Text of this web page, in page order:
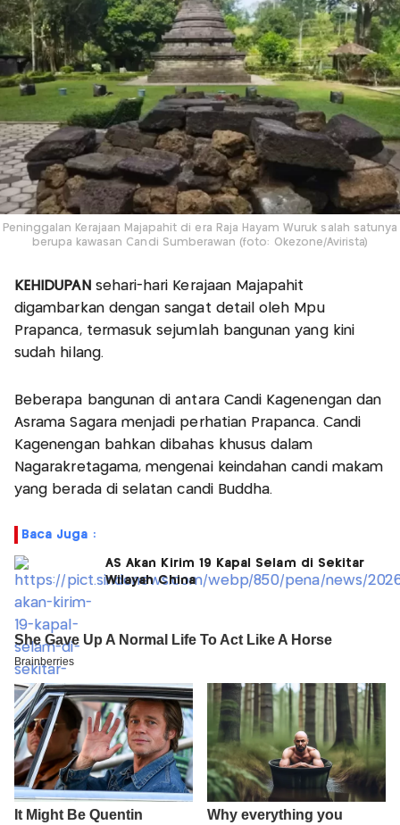
Peninggalan Kerajaan Majapahit di era Raja Hayam Wuruk salah satunya
berupa kawasan Candi Sumberawan (foto: Okezone/Avirista)
KEHIDUPAN sehari-hari Kerajaan Majapahit
digambarkan dengan sangat detail oleh Mpu
Prapanca, termasuk sejumlah bangunan yang kini
sudah hilang.
Beberapa bangunan di antara Candi Kagenengan dan
Asrama Sagara menjadi perhatian Prapanca. Candi
Kagenengan bahkan dibahas khusus dalam
Nagarakretagama, mengenai keindahan candi makam
yang berada di selatan candi Buddha.
Baca Juga :
AS Akan Kirim 19 Kapal Selam di Sekitar
Wilayah China